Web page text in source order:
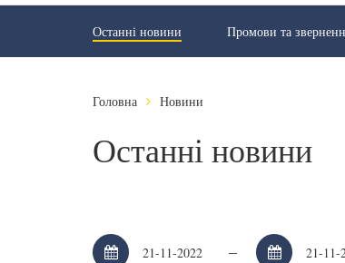
Останні новини Промови та
Головна Новини
Останні новини
–